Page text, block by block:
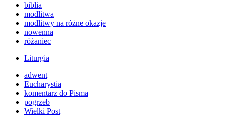
biblia
modlitwa
modlitwy na różne okazje
nowenna
różaniec
Liturgia
adwent
Eucharystia
komentarz do Pisma
pogrzeb
Wielki Post